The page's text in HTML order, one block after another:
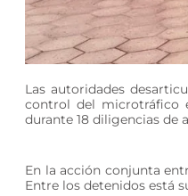
Las autoridades
control del microtráfico
durante 18 diligencias de
En la acción conjunta
Entre los detenidos está